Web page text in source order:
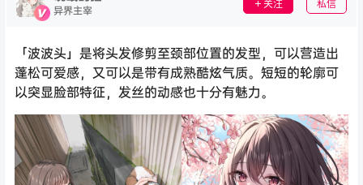
异界主宰 关注 私信
「波波头」是将头发修剪至颈部位置的发型，可以营造出
蓬松可爱感，又可以是带有成熟酷炫气质。短短的轮廓可
以突显脸部特征，发丝的动感也十分有魅力。